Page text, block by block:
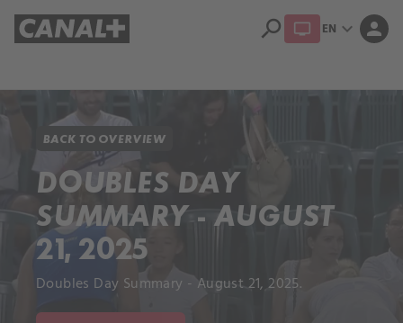
search EN expand_more person
BACK TO OVERVIEW
DOUBLES DAY
SUMMARY - AUGUST
21, 2025
Doubles Day Summary - August 21, 2025.